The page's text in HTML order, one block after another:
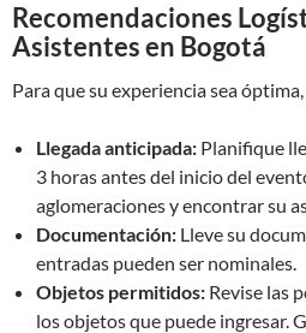
Recomendaciones
Asistentes en Bogotá
Para que su experiencia sea
Llegada anticipada: Planifique
3 horas antes del inicio del
aglomeraciones y encontrar su
Documentación: Lleve su
entradas pueden ser nominales.
Objetos permitidos: Revise las
los objetos que puede ingresar.